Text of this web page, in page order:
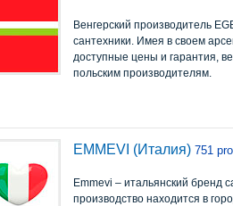
Венгерский производитель
сантехники. Имея в своем
доступные цены и гарантия,
польским производителям.
EMMEVI (Италия) 751
Emmevi – итальянский бренд
производство находится в